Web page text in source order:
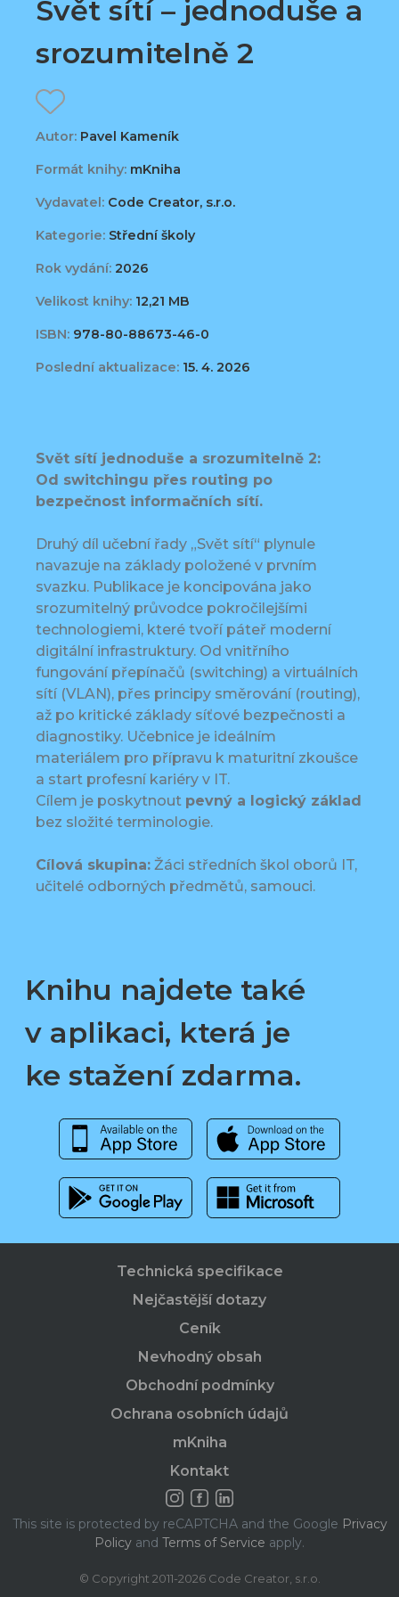
Svět sítí – jednoduše a
srozumitelně 2
Autor: Pavel Kameník
Formát knihy: mKniha
Vydavatel: Code Creator, s.r.o.
Kategorie: Střední školy
Rok vydání: 2026
Velikost knihy: 12,21 MB
ISBN: 978-80-88673-46-0
Poslední aktualizace: 15. 4. 2026
Svět sítí jednoduše a srozumitelně 2:
Od switchingu přes routing po
bezpečnost informačních sítí.
Druhý díl učební řady „Svět sítí“ plynule
navazuje na základy položené v prvním
svazku. Publikace je koncipována jako
srozumitelný průvodce pokročilejšími
technologiemi, které tvoří páteř moderní
digitální infrastruktury. Od vnitřního
fungování přepínačů (switching) a virtuálních
sítí (VLAN), přes principy směrování (routing),
až po kritické základy síťové bezpečnosti a
diagnostiky. Učebnice je ideálním
materiálem pro přípravu k maturitní zkoušce
a start profesní kariéry v IT.
Cílem je poskytnout pevný a logický základ
bez složité terminologie.
Cílová skupina: Žáci středních škol oborů IT,
učitelé odborných předmětů, samouci.
Knihu najdete také
v aplikaci, která je
ke stažení zdarma.
Technická specifikace
Nejčastější dotazy
Ceník
Nevhodný obsah
Obchodní podmínky
Ochrana osobních údajů
mKniha
Kontakt
This site is protected by reCAPTCHA and the Google Privacy
Policy and Terms of Service apply.
© Copyright 2011-2026 Code Creator, s.r.o.